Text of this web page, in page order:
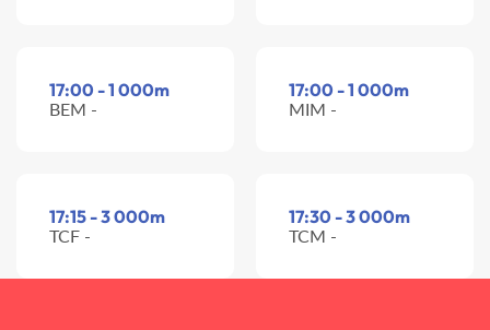
17:00 - 1 000m
BEM -
17:00 - 1 000m
MIM -
17:15 - 3 000m
TCF -
17:30 - 3 000m
TCM -